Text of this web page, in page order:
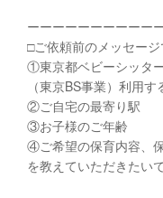
ーーーーーーーーーー
□︎ご依頼前のメッセー
①東京都ベビーシッタ
（東京BS事業）利用
②ご自宅の最寄り駅
③お子様のご年齢
④ご希望の保育内容、
を教えていただきたい